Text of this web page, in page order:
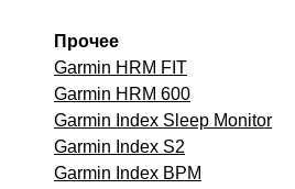
Прочее
Garmin HRM FIT
Garmin HRM 600
Garmin Index Sleep Monitor
Garmin Index S2
Garmin Index BPM